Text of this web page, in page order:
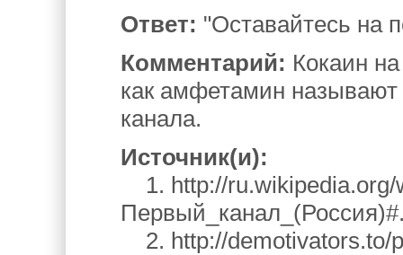
Ответ: "Оставайтесь на
Комментарий: Кокаин
как амфетамин
канала.
Источник(и):
1. http://ru.wikipedia.org/
2. http://demotivators.to/